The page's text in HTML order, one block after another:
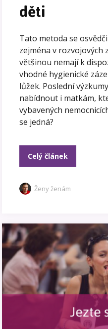
děti
Tato metoda se
zejména v rozvojových
většinou nemají k
vhodné hygienické
lůžek. Poslední
nabídnout i matkám,
vybavených
se jedná?
Celý článek
Ženy ženám